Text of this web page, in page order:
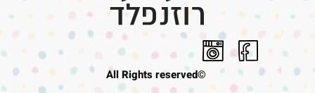
©All Rights reserved